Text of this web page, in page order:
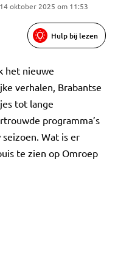
oktober 2025 om 11:53
Hulp bij lezen
het nieuwe
verhalen, Brabantse
tot lange
programma’s
Wat is er
te zien op Omroep